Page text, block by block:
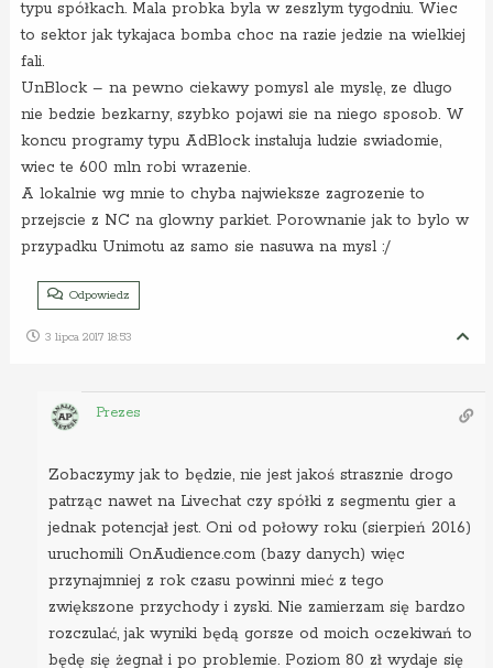
typu spółkach. Mala probka byla w zeszlym tygodniu. Wiec
to sektor jak tykajaca bomba choc na razie jedzie na wielkiej
fali.
UnBlock – na pewno ciekawy pomysl ale myslę, ze dlugo
nie bedzie bezkarny, szybko pojawi sie na niego sposob. W
koncu programy typu AdBlock instaluja ludzie swiadomie,
wiec te 600 mln robi wrazenie.
A lokalnie wg mnie to chyba najwieksze zagrozenie to
przejscie z NC na glowny parkiet. Porownanie jak to bylo w
przypadku Unimotu az samo sie nasuwa na mysl :/
Odpowiedz
3 lipca 2017 18:53
Prezes
Zobaczymy jak to będzie, nie jest jakoś strasznie drogo
patrząc nawet na Livechat czy spółki z segmentu gier a
jednak potencjał jest. Oni od połowy roku (sierpień 2016)
uruchomili OnAudience.com (bazy danych) więc
przynajmniej z rok czasu powinni mieć z tego
zwiększone przychody i zyski. Nie zamierzam się bardzo
rozczulać, jak wyniki będą gorsze od moich oczekiwań to
będę się żegnał i po problemie. Poziom 80 zł wydaje się